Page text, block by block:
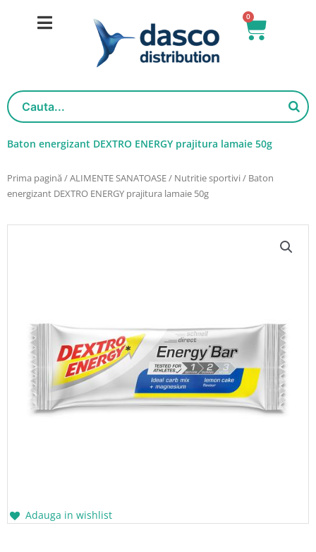
0
Cart
Baton energizant DEXTRO ENERGY prajitura lamaie 50g
Prima pagină /ALIMENTE SANATOASE/ Nutritie sportivi/ Baton
energizant DEXTRO ENERGY prajitura lamaie 50g
Adauga in wishlist